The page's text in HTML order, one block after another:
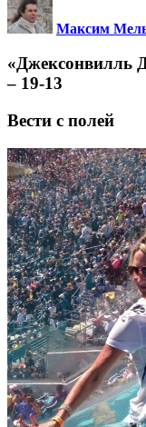
Максим
«Джексонвилль
– 19-13
Вести с полей